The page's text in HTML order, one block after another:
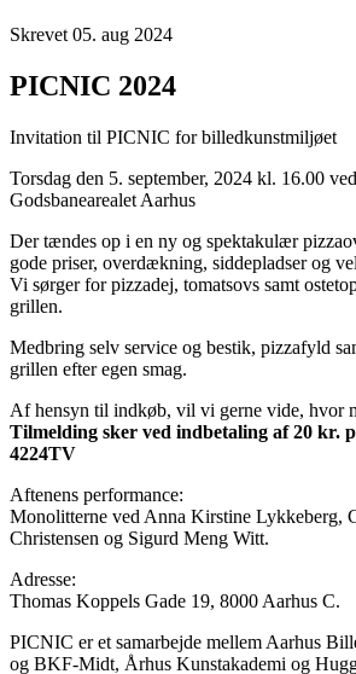
Skrevet 05. aug 2024
PICNIC 2024
Invitation til PICNIC for billedkunstmiljøet
Torsdag den 5. september, 2024 kl. 16.00
Godsbanearealet Aarhus
Der tændes op i en ny og spektakulær
gode priser, overdækning, siddepladser og
Vi sørger for pizzadej, tomatsovs samt
grillen.
Medbring selv service og bestik, pizzafyld
grillen efter egen smag.
Af hensyn til indkøb, vil vi gerne vide, hvor
Tilmelding sker ved indbetaling af 20 kr.
4224TV
Aftenens performance:
Monolitterne ved Anna Kirstine Lykkeberg,
Christensen og Sigurd Meng Witt.
Adresse:
Thomas Koppels Gade 19, 8000 Aarhus C.
PICNIC er et samarbejde mellem Aarhus
og BKF-Midt, Århus Kunstakademi og